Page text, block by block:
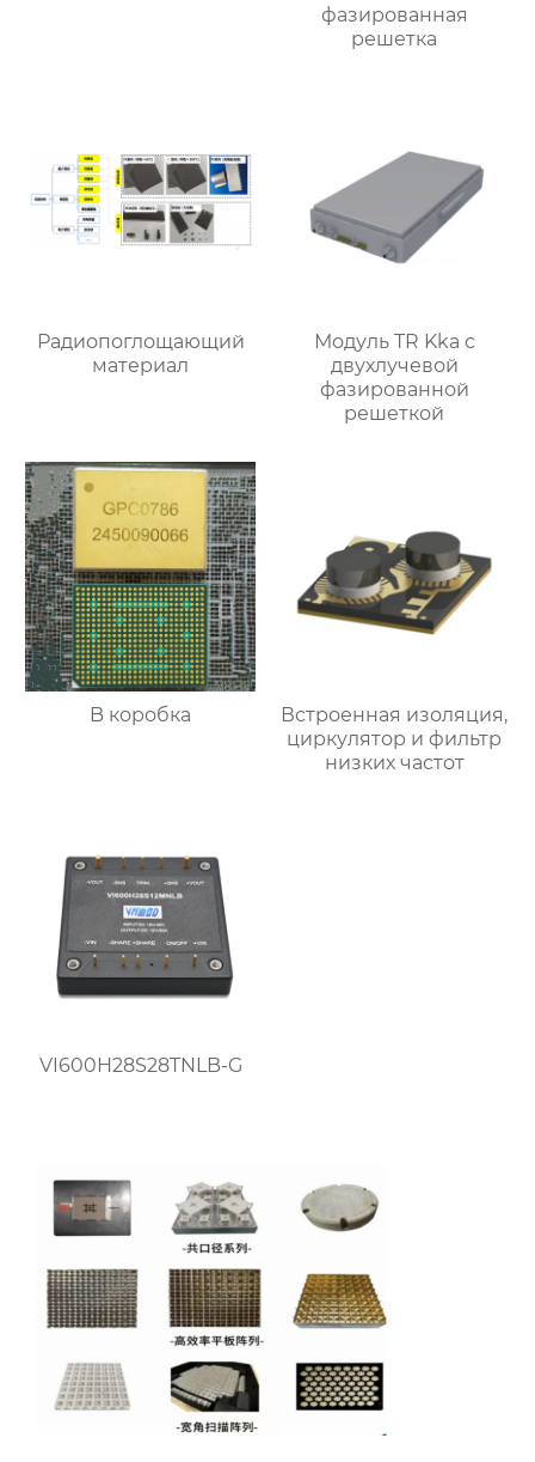
фазированная
решетка
Радиопоглощающий
материал
Модуль TR Kka с
двухлучевой
фазированной
решеткой
B коробка
Встроенная изоляция,
циркулятор и фильтр
низких частот
VI600H28S28TNLB-G